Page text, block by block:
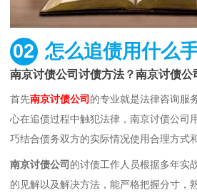
02 怎么追债用什么
南京讨债公司讨债方法？南京讨债公
首先南京讨债公司 的专业就是法律咨询服
心在追债过程中触犯法律，南京讨债公司
巧结合债务双方的实际情况使用合理方式
南京讨债公司 的讨债工作人员根据多年实
的见解以及解决方法，能严格把握分寸，